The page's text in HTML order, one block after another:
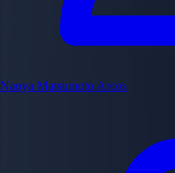
Naoya Matsumoto Arcos